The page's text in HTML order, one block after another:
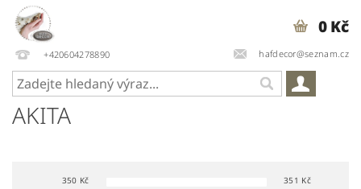
+420604278890 hafdecor@seznam.cz
0 Kč
AKITA
350 Kč 351 Kč